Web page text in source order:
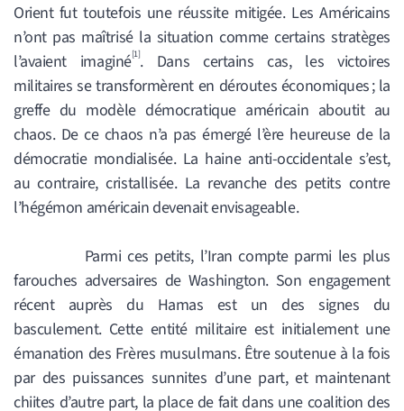
Orient fut toutefois une réussite mitigée. Les Américains
n’ont pas maîtrisé la situation comme certains stratèges
l’avaient imaginé[1]. Dans certains cas, les victoires
militaires se transformèrent en déroutes économiques ; la
greffe du modèle démocratique américain aboutit au
chaos. De ce chaos n’a pas émergé l’ère heureuse de la
démocratie mondialisée. La haine anti-occidentale s’est,
au contraire, cristallisée. La revanche des petits contre
l’hégémon américain devenait envisageable.
Parmi ces petits, l’Iran compte parmi les plus
farouches adversaires de Washington. Son engagement
récent auprès du Hamas est un des signes du
basculement. Cette entité militaire est initialement une
émanation des Frères musulmans. Être soutenue à la fois
par des puissances sunnites d’une part, et maintenant
chiites d’autre part, la place de fait dans une coalition des